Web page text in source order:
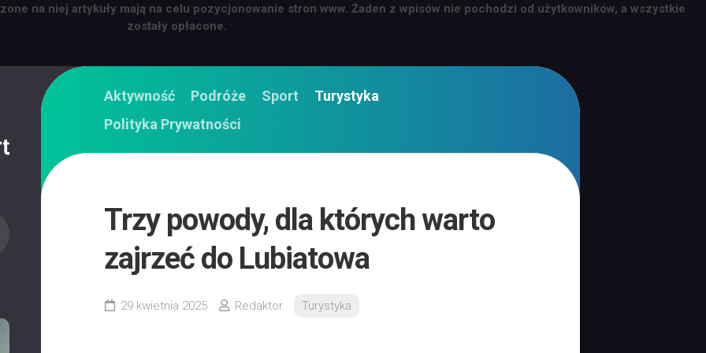
na niej artykuły mają na celu pozycjonowanie stron www. Żaden z wpisów nie pochodzi od użytkowników, a wszystkie
zostały opłacone.
Aktywność Podróże Sport
Turystyka
Polityka Prywatności
Trzy powody, dla których warto
zajrzeć do Lubiatowa
29 kwietnia 2025 Redaktor Turystyka